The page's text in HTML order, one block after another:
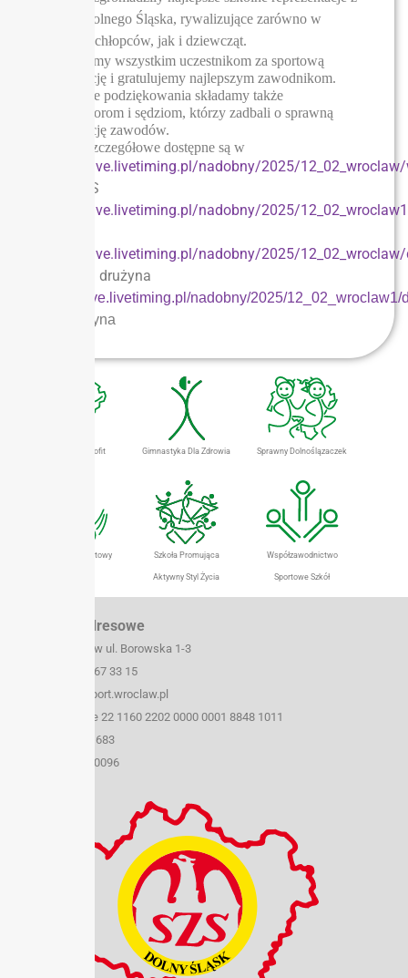
całego Dolnego Śląska, rywalizujące zarówno w
kategorii chłopców, jak i dziewcząt.
Dziękujemy wszystkim uczestnikom za sportową
rywalizację i gratulujemy najlepszym zawodnikom.
Serdeczne podziękowania składamy także
organizatorom i sędziom, którzy zadbali o sprawną
organizację zawodów.
Wyniki szczegółowe dostępne są w
https://live.livetiming.pl/nadobny/2025/
IDZ, IMS
https://live.livetiming.pl/nadobny/2025/
https://live.livetiming.pl/nadobny/2025/
IDZ, IMS drużyna
https://live.livetiming.pl/nadobny/2025/12_02_wroclaw1/
LO drużyna
Dolnośląski Eurofit Gimnastyka Dla Zdrowia Sprawny Dolnoślązaczek
Szkolny Klub Sportowy Szkoła Promująca
Aktywny Styl Życia
Współzawodnictwo
Sportowe Szkół
Dane teleadresowe
50-259 Wrocław ul. Borowska 1-3
tel./fax (071) 367 33 15
e-mail: szs@sport.wroclaw.pl
Konto bankowe 22 1160 2202 0000 0001 8848 1011
NIP: 899 21 48 683
REGON: 930420096